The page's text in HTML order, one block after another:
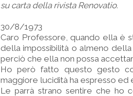
su carta della rivista Renovatio.
30/8/1973
Caro Professore, quando ella è
della impossibilità o almeno
perciò che ella non possa
Ho però fatto questo gesto
maggiore lucidità ha espresso ed
Le parrà strano sentire che ho